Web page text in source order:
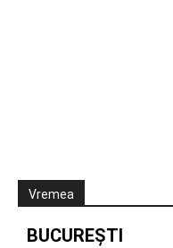
Vremea
BUCUREȘTI